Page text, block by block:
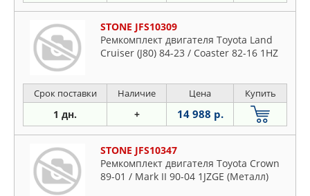
STONE JFS10309
Ремкомплект двигателя Toyota Land
Cruiser (J80) 84-23 / Coaster 82-16 1HZ
Срок поставки Наличие Цена Купить
1 дн. + 14 988 р.
STONE JFS10347
Ремкомплект двигателя Toyota Crown
89-01 / Mark II 90-04 1JZGE (Металл)